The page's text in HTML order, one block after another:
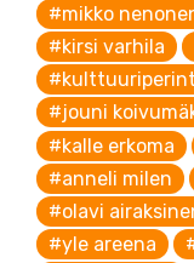
#mikko
#kirsi varhila
#jouni
#kalle erkoma
#anneli milen
#olavi
#yle areena